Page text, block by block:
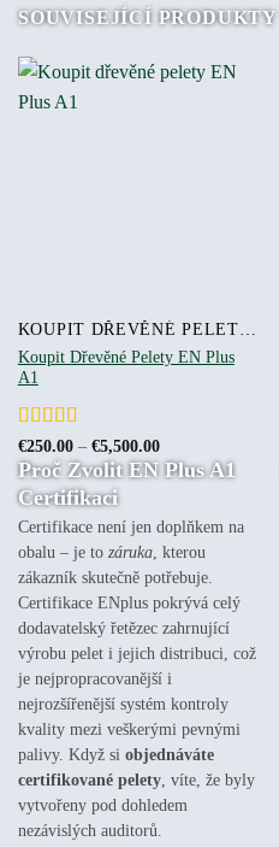
SOUVISEJÍCÍ PRODUKTY
Koupit Dřevěné Pelety EN Plus
A1
Hodnocení
4z 5
€250.00 – €5,500.00Rozpětí
cen:
€250.00
Proč Zvolit EN Plus A1
Certifikaci
Certifikace není jen doplňkem na
obalu – je to záruka, kterou
zákazník skutečně potřebuje.
Certifikace ENplus pokrývá celý
dodavatelský řetězec zahrnující
výrobu pelet i jejich distribuci, což
je nejpropracovanější i
nejrozšířenější systém kontroly
kvality mezi veškerými pevnými
palivy. Když si objednáváte
certifikované pelety, víte, že byly
vytvořeny pod dohledem
nezávislých auditorů.